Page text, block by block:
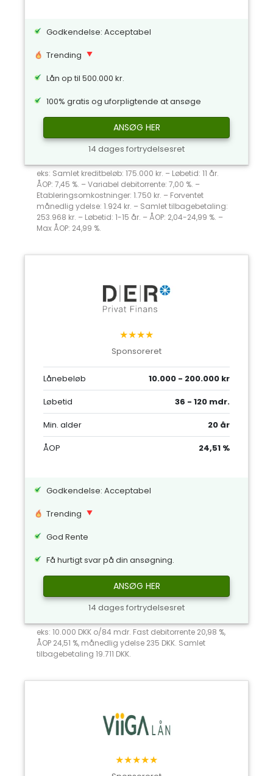
Godkendelse: Acceptabel
Trending
Lån op til 500.000 kr.
100% gratis og uforpligtende at ansøge
ANSØG HER
14 dages fortrydelsesret
eks: Samlet kreditbeløb: 175.000 kr. – Løbetid: 11 år.
ÅOP: 7,45 %. – Variabel debitorrente: 7,00 %. –
Etableringsomkostninger: 1.750 kr. – Forventet
månedlig ydelse: 1.924 kr. – Samlet tilbagebetaling:
253.968 kr. – Løbetid: 1-15 år. – ÅOP: 2,04-24,99 %. –
Max ÅOP: 24,99 %.
★★★★
Sponsoreret
Lånebeløb
10.000 - 200.000 kr
Løbetid
36 - 120 mdr.
Min. alder
20 år
ÅOP
24,51 %
Godkendelse: Acceptabel
Trending
God Rente
Få hurtigt svar på din ansøgning.
ANSØG HER
14 dages fortrydelsesret
eks: 10.000 DKK o/84 mdr. Fast debitorrente 20,98 %,
ÅOP 24,51 %, månedlig ydelse 235 DKK. Samlet
tilbagebetaling 19.711 DKK.
★★★★★